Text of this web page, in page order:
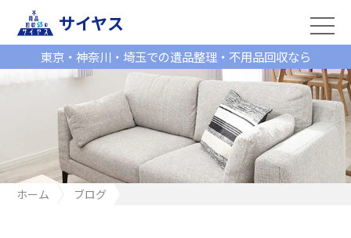
東京・神奈川・埼玉での遺品整理・不用品回収なら
サイヤス
ホーム
ブログ